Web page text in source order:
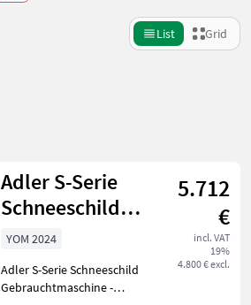
List Grid
Place Filter
Adler S-Serie
Schneeschild
240cm
5.712
€
incl. VAT
19%
4.800 € excl.
YOM 2024
Adler S-Serie Schneeschild
Gebrauchtmaschine -